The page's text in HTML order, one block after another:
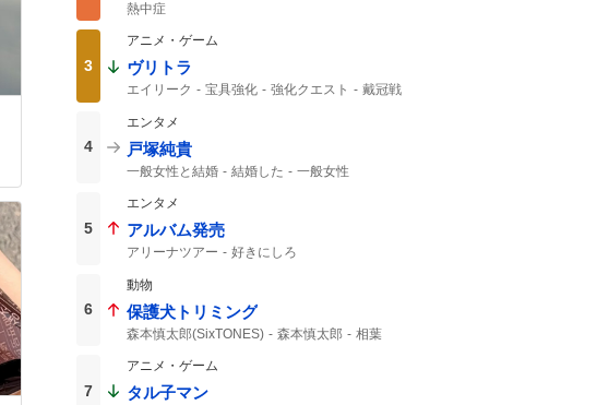
熱中症
3
アニメ・ゲーム
ヴリトラ
エイリーク 宝具強化 強化クエスト
戴冠戦
4
エンタメ
戸塚純貴
一般女性と結婚 結婚した 一般女性
5
エンタメ
アルバム発売
アリーナツアー 好きにしろ
6
動物
保護犬トリミング
森本慎太郎(SixTONES) 森本慎太郎
相葉
7
アニメ・ゲーム
タル子マン